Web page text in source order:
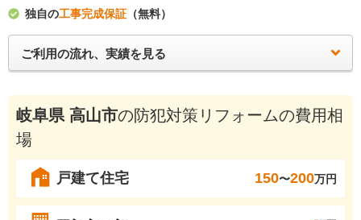
独自の工事完成保証 （無料）
ご利用の流れ、実績を見る
岐阜県 高山市の防犯対策リフォームの費用相
場
戸建て住宅 150〜200万円